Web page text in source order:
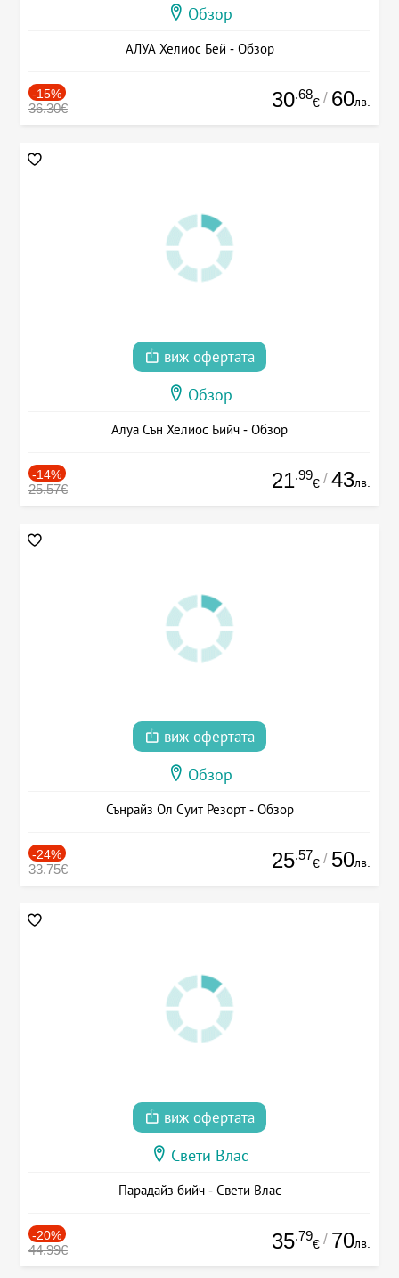
Обзор
АЛУА Хелиос Бей - Обзор
-15%
36.30€ 30.68
€ / 60лв.
виж офертата
Обзор
Алуа Сън Хелиос Бийч - Обзор
-14%
25.57€ 21.99
€ / 43лв.
виж офертата
Обзор
Сънрайз Ол Суит Резорт - Обзор
-24%
33.75€ 25.57
€ / 50лв.
виж офертата
Свети Влас
Парадайз бийч - Свети Влас
-20%
44.99€ 35.79
€ / 70лв.